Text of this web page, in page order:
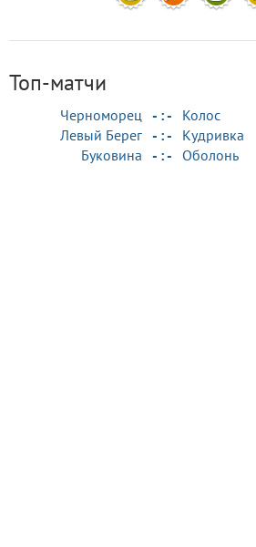
Топ-матчи
Черноморец Колос
- : -
Левый Берег Кудривка
- : -
Буковина Оболонь
- : -